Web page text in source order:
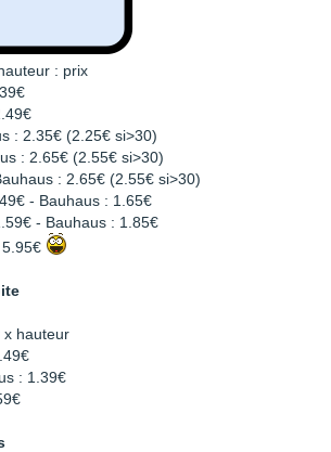
: prix
: 2.35€ (2.25€ si>30)
: 2.65€ (2.55€ si>30)
: 2.65€ (2.55€ si>30)
- Bauhaus : 1.65€
- Bauhaus : 1.85€
x hauteur
: 1.39€